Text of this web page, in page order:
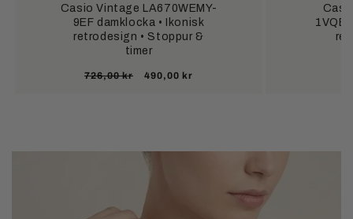
Casio Vintage LA670WEMY-
9EF damklocka • Ikonisk
retrodesign • Stoppur &
timer
Ordinarie
726,00 kr Försäljningspris
490,00 kr